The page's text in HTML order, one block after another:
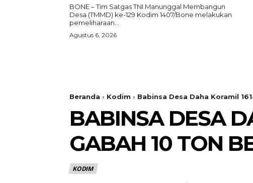
BONE – Tim Satgas TNI Manunggal Membangun
Desa (TMMD) ke-129 Kodim 1407/Bone melakukan
pemeliharaan...
Agustus 6, 2026